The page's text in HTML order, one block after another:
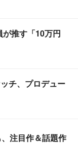
が推す「10万円
チ、プロデュー
注目作＆話題作